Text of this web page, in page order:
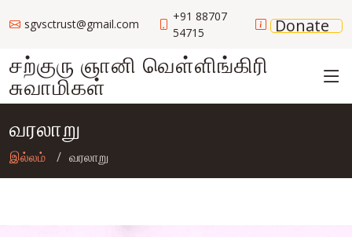
sgvsctrust@gmail.com
+91 88707
54715
Donate
சற்குரு ஞானி வெள்ளிங்கிரி
சுவாமிகள்
வரலாறு
இல்லம் வரலாறு